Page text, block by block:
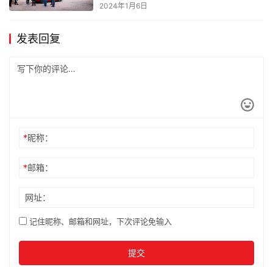
2024年1月6日
发表回复
*昵称：
*邮箱：
网址：
记住昵称、邮箱和网址，下次评论免输入
提交